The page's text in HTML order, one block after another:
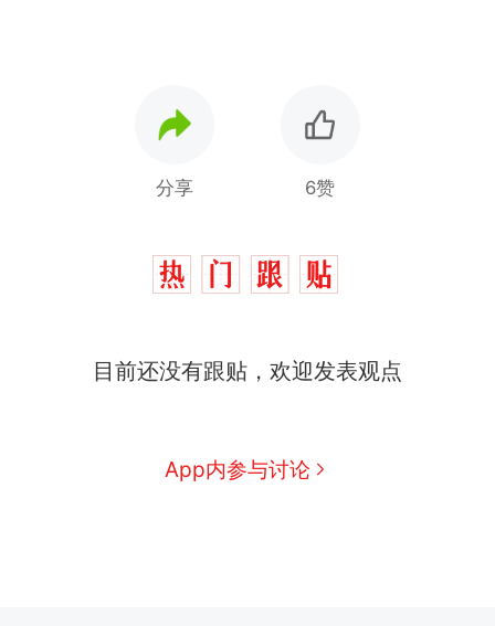
分享 6赞
目前还没有跟贴，欢迎发表观点
App内参与讨论